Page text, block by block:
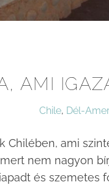
AMI
Chile, Dél-
ami
nem nagyon
és szemetes